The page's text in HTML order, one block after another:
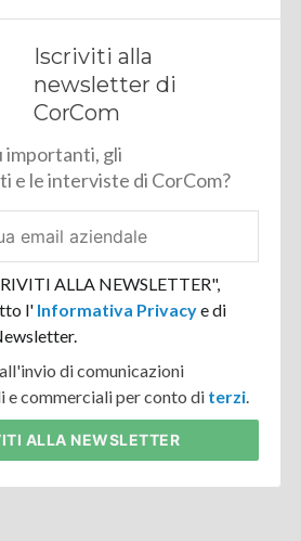
Iscriviti alla
newsletter di
CorCom
importanti, gli
e le interviste di CorCom?
ALLA NEWSLETTER",
l' Informativa Privacye di
di comunicazioni
e commerciali per conto di terzi
ALLA NEWSLETTER